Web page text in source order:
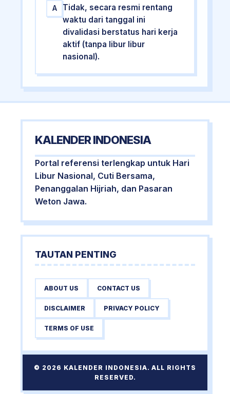
A
Tidak, secara resmi rentang
waktu dari tanggal ini
divalidasi berstatus hari kerja
aktif (tanpa libur libur
nasional).
KALENDER INDONESIA
Portal referensi terlengkap untuk Hari
Libur Nasional, Cuti Bersama,
Penanggalan Hijriah, dan Pasaran
Weton Jawa.
TAUTAN PENTING
ABOUT US CONTACT US
DISCLAIMER PRIVACY POLICY
TERMS OF USE
© 2026 KALENDER INDONESIA. ALL RIGHTS
RESERVED.